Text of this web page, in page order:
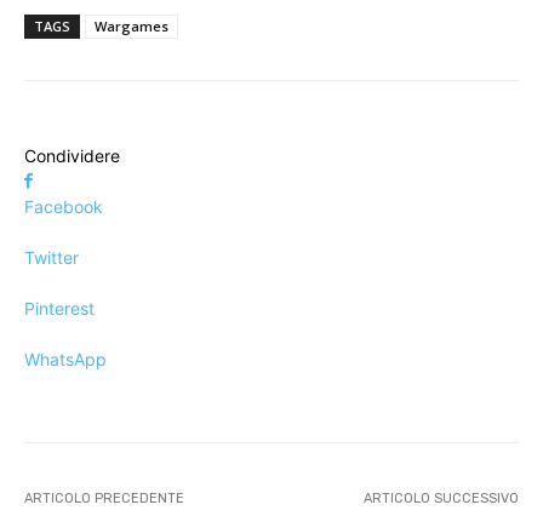
TAGS Wargames
Condividere
Facebook
Twitter
Pinterest
WhatsApp
ARTICOLO PRECEDENTE ARTICOLO SUCCESSIVO